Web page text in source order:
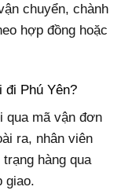
chuyển, chành
hợp đồng hoặc
đi Phú Yên?
qua mã vận đơn
ra, nhân viên
hàng qua
giao.